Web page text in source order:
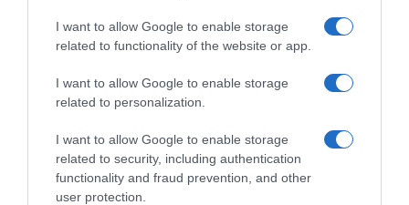
I want to allow Google to enable storage
related to functionality of the website or app.
I want to allow Google to enable storage
related to personalization.
I want to allow Google to enable storage
related to security, including authentication
functionality and fraud prevention, and other
user protection.
σημαντικότερες στιγμές της πορείας της